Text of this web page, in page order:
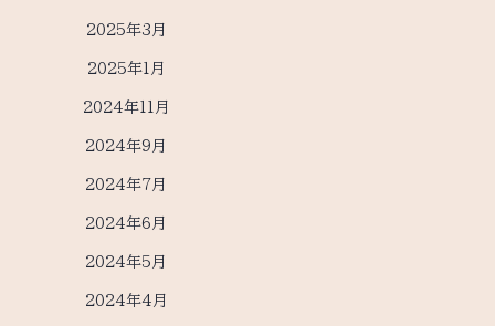
2025年3月
2025年1月
2024年11月
2024年9月
2024年7月
2024年6月
2024年5月
2024年4月